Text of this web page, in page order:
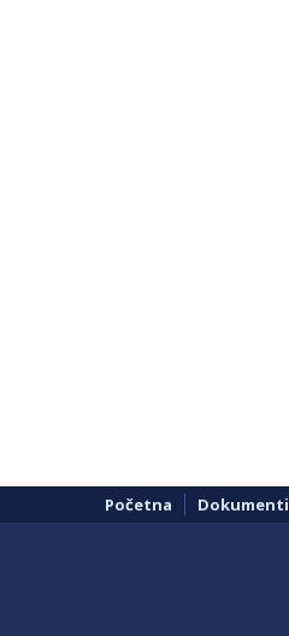
Početna Dokumenti